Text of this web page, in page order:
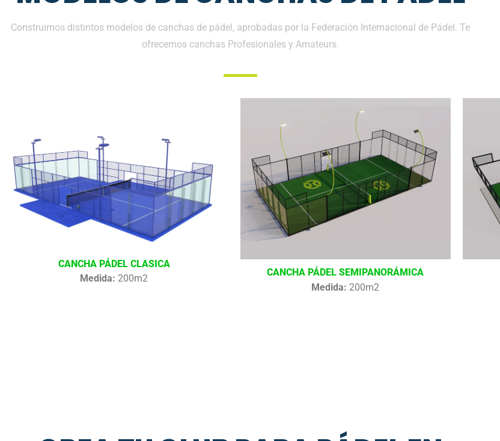
Construimos distintos modelos de canchas de pádel, aprobadas por la Federación Internacional de Pádel. Te
ofrecemos canchas Profesionales y Amateurs.
CANCHA PÁDEL CLASICA
Medida: 200m2
CANCHA PÁDEL SEMIPANORÁMICA
Medida: 200m2